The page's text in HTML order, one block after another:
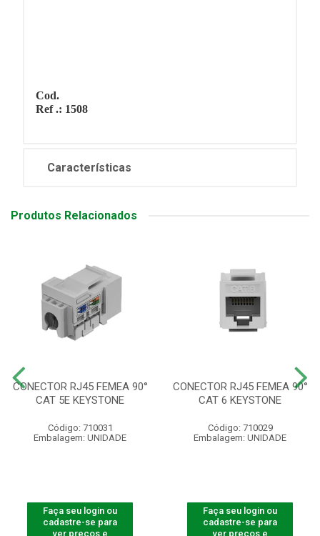
Cod.
Ref .: 1508
Características
Produtos Relacionados
CONECTOR RJ45 FEMEA 90°
CAT 5E KEYSTONE
Código: 710031
Embalagem: UNIDADE
Faça seu login ou
cadastre-se para
ver preços e
CONECTOR RJ45 FEMEA 90°
CAT 6 KEYSTONE
Código: 710029
Embalagem: UNIDADE
Faça seu login ou
cadastre-se para
ver preços e